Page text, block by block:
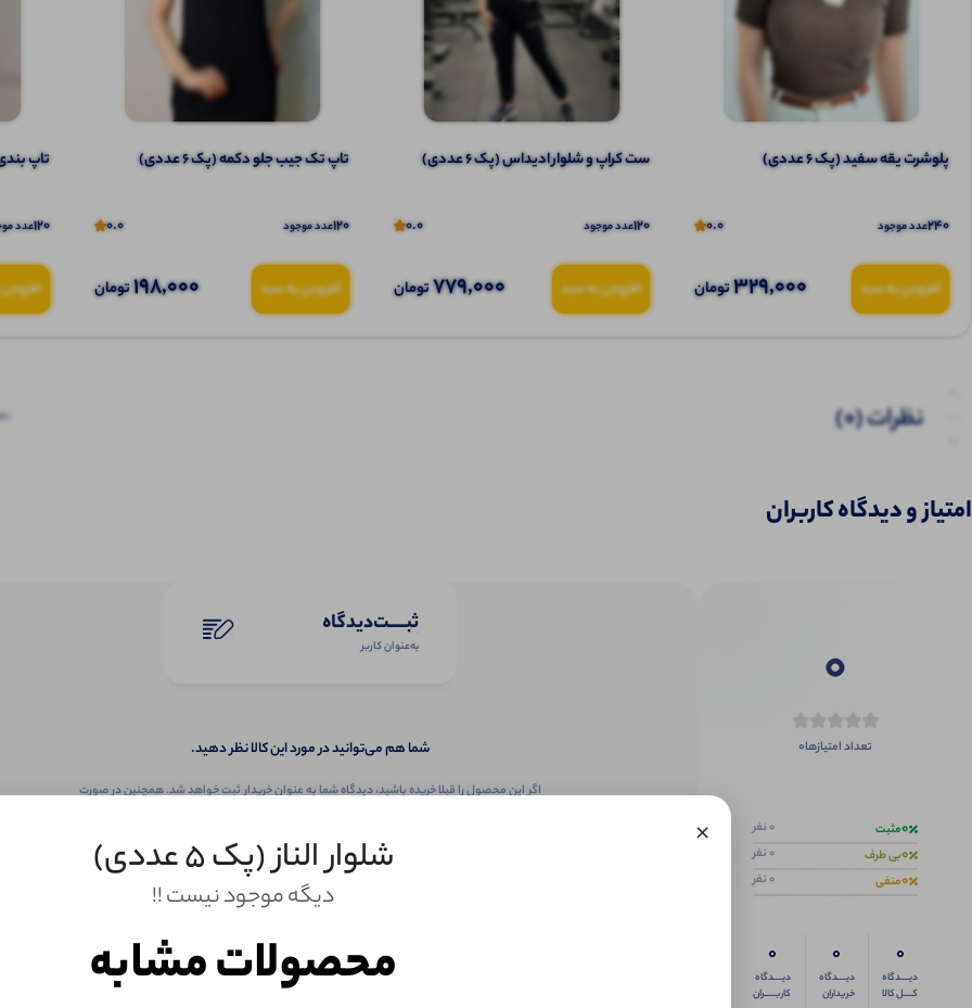
پلوشرت یقه سفید (پک 6 عددی)
240عدد موجود 0.0
افزودن به سبد 329,000تومان
ست کراپ و شلوار ادیداس (پک 6 عددی)
120عدد موجود 0.0
افزودن به سبد 779,000تومان
تاپ تک جیب جلو دکمه (پک 6 عددی)
120عدد موجود 0.0
افزودن به سبد 198,000تومان
تاپ بندی
120عدد
نظرات (0)
امتیاز و دیدگاه کاربران
0
تعداد امتیازها0
0مثبت 0 نفر
0بی طرف 0 نفر
0منفی 0 نفر
0
دیــــدگاه
کــــل کالا
0
دیــــدگاه
خریداران
0
دیــــدگاه
کاربـــــران
ثبـــــت‌دیدگاه
به‌عنوان کاربر
شما هم می‌توانید در مورد این کالا نظر دهید.
اگر این محصول را قبلا خریده باشید، دیدگاه شما به عنوان خریدار ثبت خواهد شد. همچنین در صورت
× شلوار الناز (پک 5 عددی)
دیگه موجود نیست !!
محصولات مشابه